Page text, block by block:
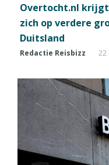
Overtocht.nl
zich op verdere
Duitsland
Redactie Reisbizz 22